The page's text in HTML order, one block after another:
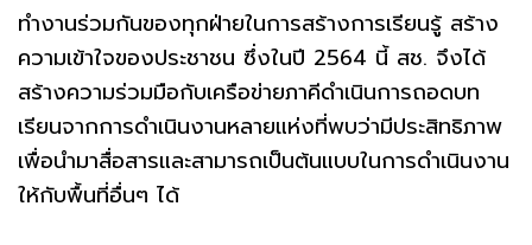
ทำงานร่วมกันของทุกฝ่ายในการสร้างการเรียนรู้ สร้าง
ความเข้าใจของประชาชน ซึ่งในปี 2564 นี้ สช. จึงได้
สร้างความร่วมมือกับเครือข่ายภาคีดำเนินการถอดบท
เรียนจากการดำเนินงานหลายแห่งที่พบว่ามีประสิทธิภาพ
เพื่อนำมาสื่อสารและสามารถเป็นต้นแบบในการดำเนินงาน
ให้กับพื้นที่อื่นๆ ได้